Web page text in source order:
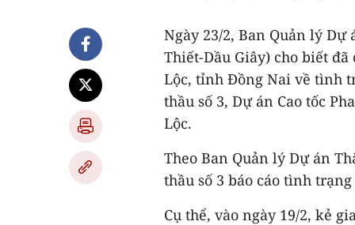
Ngày 23/2, Ban Quản lý Dự
Thiết-Dầu Giây) cho biết
Lộc, tỉnh Đồng Nai về tình
thầu số 3, Dự án Cao tốc
Lộc.
Theo Ban Quản lý Dự án
thầu số 3 báo cáo tình
Cụ thể, vào ngày 19/2, kẻ